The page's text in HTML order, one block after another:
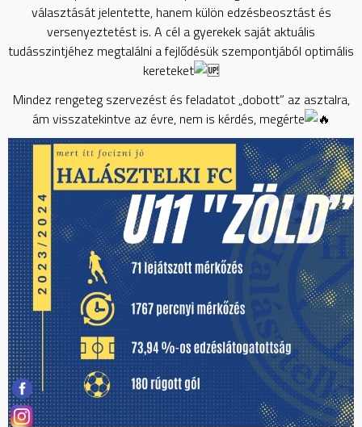
választását jelentette, hanem külön edzésbeosztást és
versenyeztetést is. A cél a gyerekek saját aktuális
tudásszintjéhez megtalálni a fejlődésük szempontjából optimális
kereteket
Mindez rengeteg szervezést és feladatot „dobott” az asztalra,
ám visszatekintve az évre, nem is kérdés, megérte